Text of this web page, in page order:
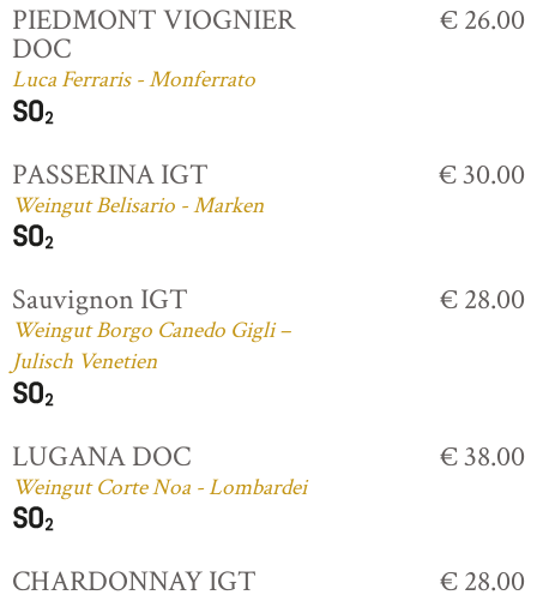
PIEDMONT VIOGNIER
DOC
Luca Ferraris - Monferrato
€ 26.00
PASSERINA IGT
Weingut Belisario - Marken
€ 30.00
Sauvignon IGT
Weingut Borgo Canedo Gigli –
Julisch Venetien
€ 28.00
LUGANA DOC
Weingut Corte Noa - Lombardei
€ 38.00
CHARDONNAY IGT € 28.00